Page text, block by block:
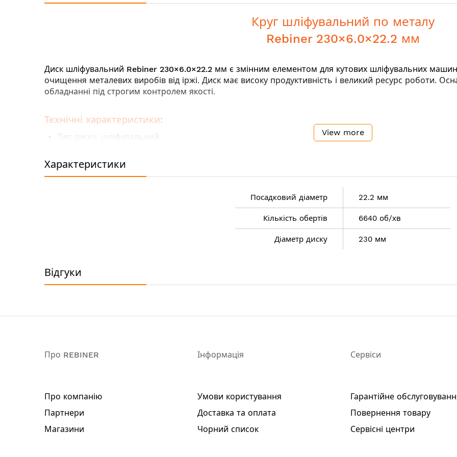
Круг шліфувальний по металу
Rebiner 230×6.0×22.2 мм
Диск шліфувальний Rebiner 230×6.0×22.2 мм є змінним елементом для кутових шліфувальних
очищення металевих виробів від іржі. Диск має високу продуктивність і великий ресурс роботи.
обладнанні під строгим контролем якості.
Технічні характеристики:
Тип диску: шліфувальний
Посадковий діаметр: 22.2 мм
View more
Характеристики
Посадковий діаметр 22.2 мм
Кількість обертів 6640 об/хв
Діаметр диску 230 мм
Відгуки
Про REBINER
Про компанію
Партнери
Магазини
Інформація
Умови користування
Доставка та оплата
Чорний список
Сервіси
Гарантійне
Повернення товару
Сервісні центри